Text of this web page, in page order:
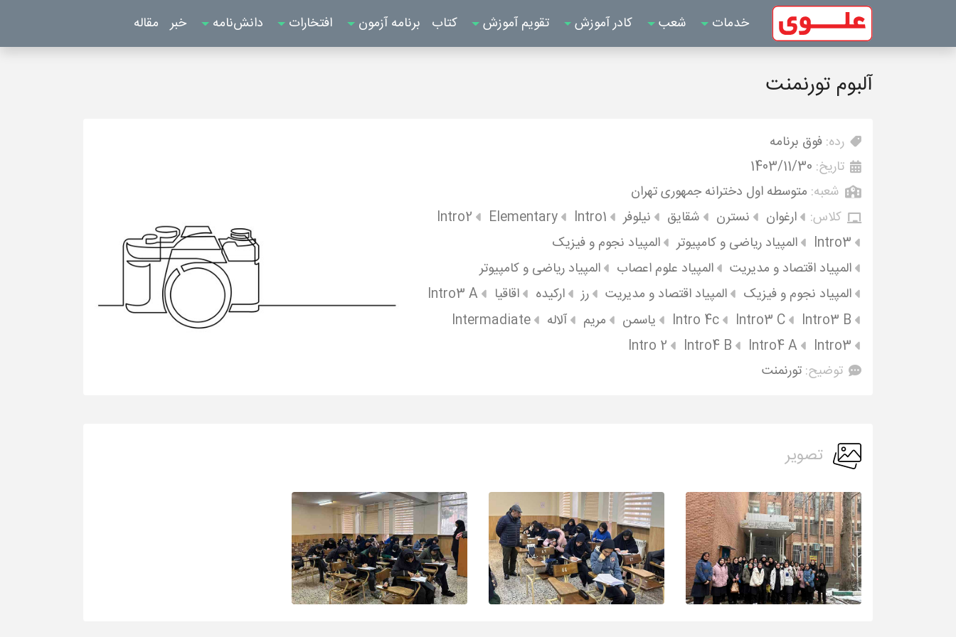
خدمات شعب کادر آموزش تقویم آموزش کتاب برنامه آزمون افتخارات دانش‌نامه خبر مقاله
آلبوم تورنمنت
رده: فوق برنامه
تاریخ: 1403/11/30
شعبه: متوسطه اول دخترانه جمهوری تهران
کلاس:
ارغوان نسترن شقایق نیلوفر Intro1
Elementary
Intro2
Intro3
المپیاد ریاضی و کامپیوتر
المپیاد نجوم و فیزیک
المپیاد اقتصاد و مدیریت
المپیاد علوم اعصاب
المپیاد ریاضی و کامپیوتر
المپیاد نجوم و فیزیک
المپیاد اقتصاد و مدیریت رز ارکیده اقاقیا
Intro3 A
Intro3 B
Intro3 C
Intro 4c یاسمن مریم آلاله
Intermadiate
Intro3
Intro4 A
Intro4 B
Intro 2
توضیح: تورنمنت
تصویر